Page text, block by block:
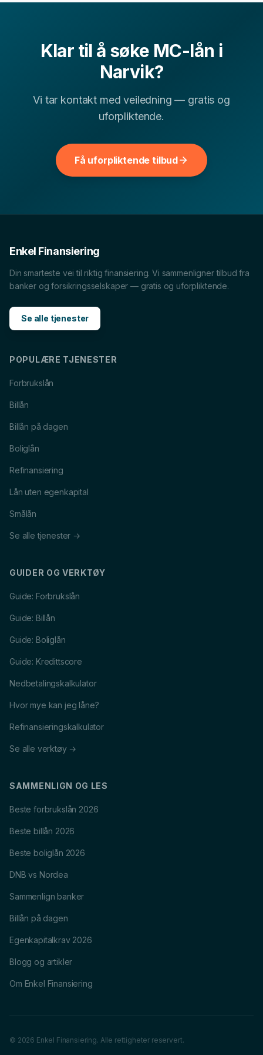
Narvik
Kan jeg få MC-lån i Narvik med lav kredittscore?
Andre finansielle tjenester iNarvik
flere relevante finansielle tjenester iNarvik. Velg blant
økonomien din best.
BillåniNarvik ForbrukslåniNarvik
Boliglån Narvik
Lån til tannlegeiNarvik
Klar til å søke MC-lån i
Narvik?
Vi tar kontakt med veiledning — gratis og
uforpliktende.
Få uforpliktende tilbud
Enkel Finansiering
Din smarteste vei til riktig finansiering. Vi sammenligner tilbud fra
banker og forsikringsselskaper — gratis og uforpliktende.
Se alle tjenester
POPULÆRE TJENESTER
Forbrukslån
Billån
Billån på dagen
Boliglån
Refinansiering
Lån uten egenkapital
Smålån
Se alle tjenester →
GUIDER OG VERKTØY
Guide: Forbrukslån
Guide: Billån
Guide: Boliglån
Guide: Kredittscore
Nedbetalingskalkulator
Hvor mye kan jeg låne?
Refinansieringskalkulator
Se alle verktøy →
SAMMENLIGN OG LES
Beste forbrukslån 2026
Beste billån 2026
Beste boliglån 2026
DNB vs Nordea
Sammenlign banker
Billån på dagen
Egenkapitalkrav 2026
Blogg og artikler
Om Enkel Finansiering
© 2026 Enkel Finansiering. Alle rettigheter reservert.